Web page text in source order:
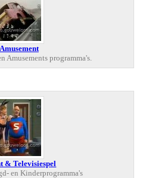
Amusements programma's.
& Televisiespel
en Kinderprogramma's